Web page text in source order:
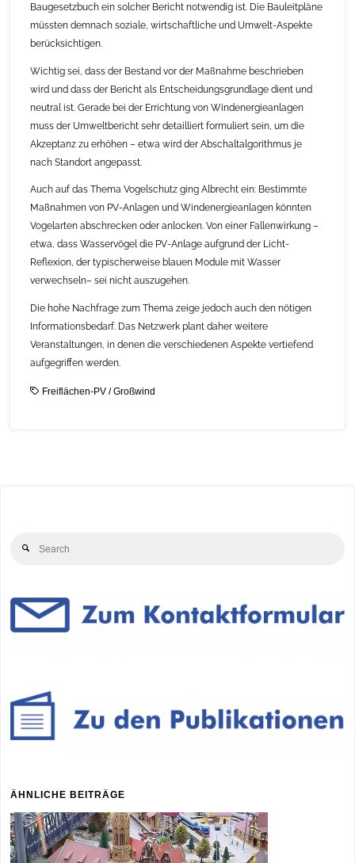
Baugesetzbuch ein solcher Bericht notwendig ist. Die Bauleitpläne
müssten demnach soziale, wirtschaftliche und Umwelt-Aspekte
berücksichtigen.
Wichtig sei, dass der Bestand vor der Maßnahme beschrieben
wird und dass der Bericht als Entscheidungsgrundlage dient und
neutral ist. Gerade bei der Errichtung von Windenergieanlagen
muss der Umweltbericht sehr detailliert formuliert sein, um die
Akzeptanz zu erhöhen – etwa wird der Abschaltalgorithmus je
nach Standort angepasst.
Auch auf das Thema Vogelschutz ging Albrecht ein: Bestimmte
Maßnahmen von PV-Anlagen und Windenergieanlagen könnten
Vogelarten abschrecken oder anlocken. Von einer Fallenwirkung –
etwa, dass Wasservögel die PV-Anlage aufgrund der Licht-
Reflexion, der typischerweise blauen Module mit Wasser
verwechseln– sei nicht auszugehen.
Die hohe Nachfrage zum Thema zeige jedoch auch den nötigen
Informationsbedarf. Das Netzwerk plant daher weitere
Veranstaltungen, in denen die verschiedenen Aspekte vertiefend
aufgegriffen werden.
Freiflächen-PV/Großwind
Search
ÄHNLICHE BEITRÄGE